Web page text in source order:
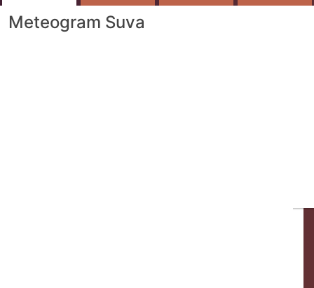
Meteogram Suva